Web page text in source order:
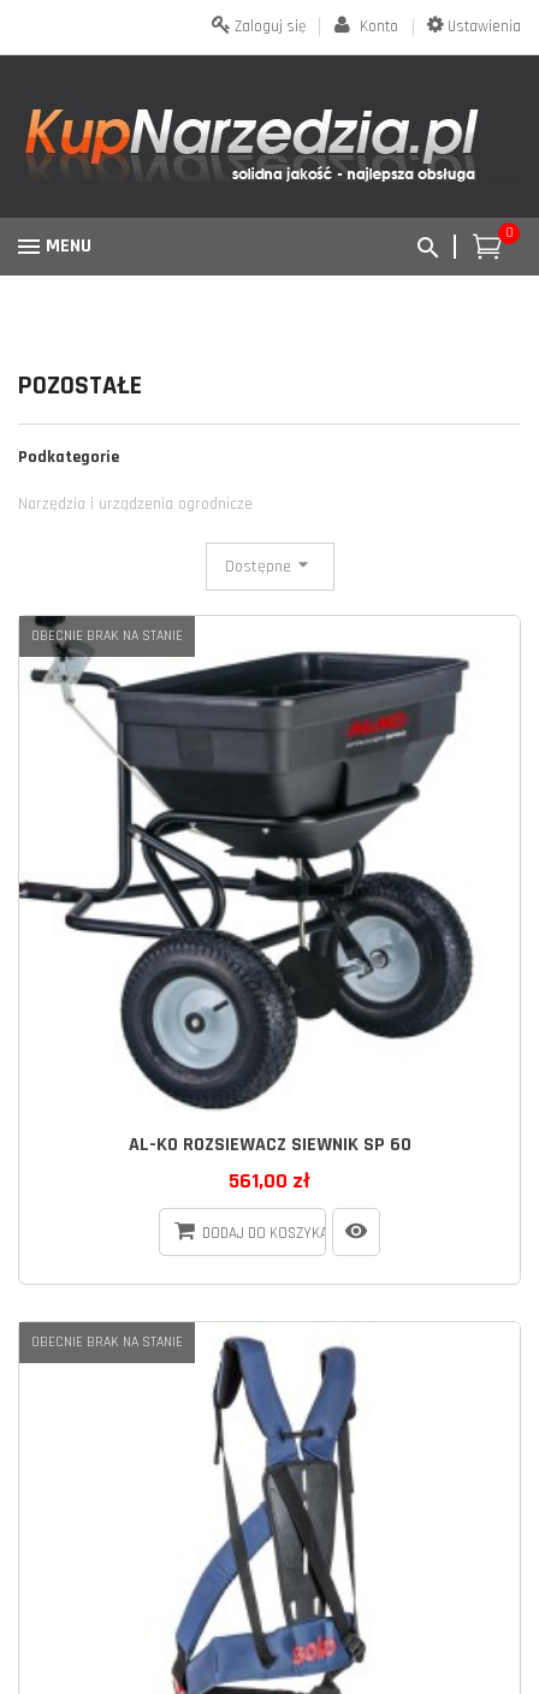
Ustawienia
Konto
Zaloguj się
0
MENU
POZOSTAŁE
Podkategorie
Narzędzia i urządzenia ogrodnicze
Dostępne
AL-KO ROZSIEWACZ SIEWNIK SP 60
561,00 zł
DODAJ DO KOSZYKA
OBECNIE BRAK NA STANIE
OBECNIE BRAK NA STANIE